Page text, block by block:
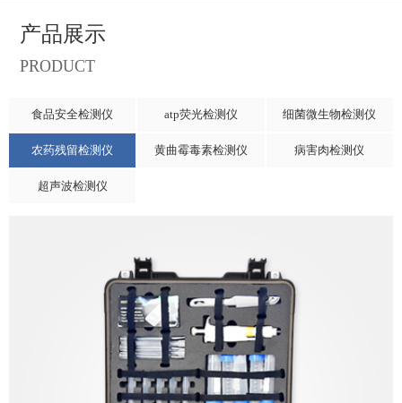
产品展示
PRODUCT
食品安全检测仪 atp荧光检测仪 细菌微生物检测仪
农药残留检测仪 黄曲霉毒素检测仪 病害肉检测仪
超声波检测仪